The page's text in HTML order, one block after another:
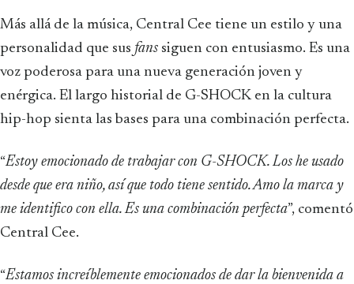
Más allá de la música, Central Cee tiene un estilo y una
personalidad que sus fans siguen con entusiasmo. Es una
voz poderosa para una nueva generación joven y
enérgica. El largo historial de G-SHOCK en la cultura
hip-hop sienta las bases para una combinación perfecta.
“Estoy emocionado de trabajar con G-SHOCK. Los he usado
desde que era niño, así que todo tiene sentido. Amo la marca y
me identifico con ella. Es una combinación perfecta”, comentó
Central Cee.
“Estamos increíblemente emocionados de dar la bienvenida a